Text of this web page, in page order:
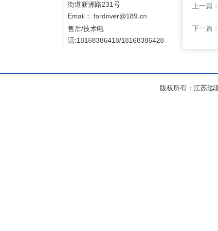
街道新洲路231号
Email： fardriver@189.cn
售后/技术电
话:18168386418/18168386428
上一篇
下一篇
版权所有：江苏远